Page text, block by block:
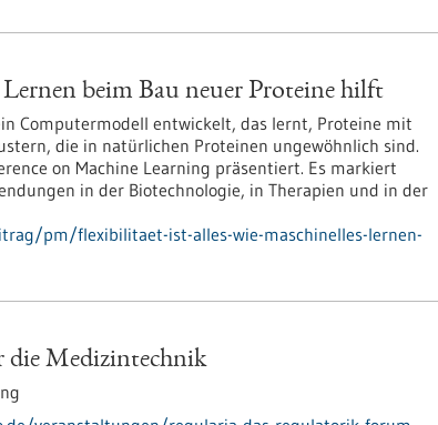
beim Bau neuer Proteine hilft
Computermodell entwickelt, das lernt, Proteine mit
die in natürlichen Proteinen ungewöhnlich sind.
on Machine Learning präsentiert. Es markiert
in der Biotechnologie, in Therapien und in der
pm/flexibilitaet-ist-alles-wie-maschinelles-lernen-
die Medizintechnik